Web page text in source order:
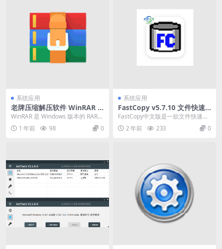
系统应用
老牌压缩解压软件 WinRAR v
7.10 中文版
WinRAR 是 Windows 版本的 RAR
压缩文件管理器 - 一个允许您...
1 年前 98 0
系统应用
FastCopy v5.7.10 文件快速
复制工具，汉化修改版
FastCopy中文版是一款文件快速复
制工具.号称Windows平台上最快的
文件...2 年前 233 0